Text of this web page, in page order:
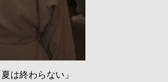
は終わらない」